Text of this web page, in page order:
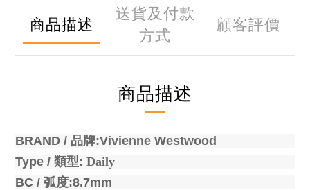
商品描述
送貨及付款
方式
顧客評價
商品描述
BRAND / 品牌:Vivienne Westwood
Type / 類型: Daily
BC / 弧度:8.7mm